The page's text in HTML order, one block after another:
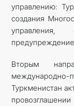
управлению:
создания
управления,
Вторым
Туркменистан